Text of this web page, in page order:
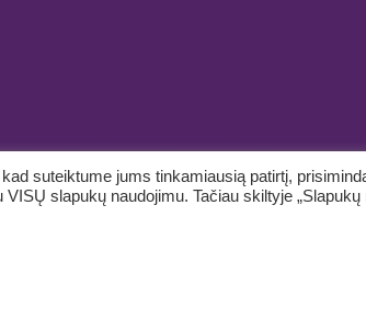
kelionės© nuo 2020Svetainių kūrimas
suteiktume jums tinkamiausią patirtį,
slapukų naudojimu. Tačiau skiltyje